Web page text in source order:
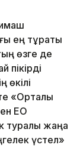
ең тұрақты
өзге де
пікірді
өкілі
«Орталық
ЕО
туралы жаңа
үстел»